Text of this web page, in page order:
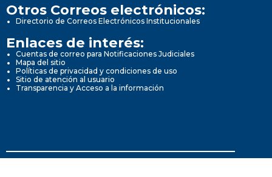
Otros Correos electrónicos:
Directorio de Correos Electrónicos Institucionales
Enlaces de interés:
Cuentas de correo para Notificaciones Judiciales
Mapa del sitio
Políticas de privacidad y condiciones de uso
Sitio de atención al usuario
Transparencia y Acceso a la información